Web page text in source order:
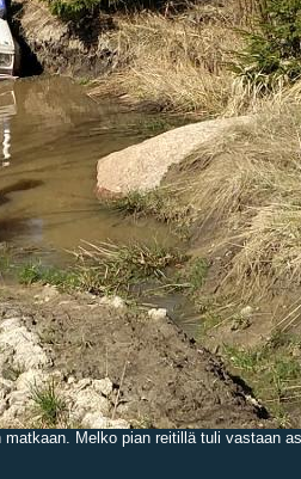
Melko pian reitillä tuli vastaan